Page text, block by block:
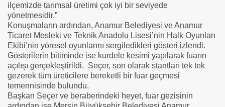
ilçemizde tarımsal üretimi çok iyi bir seviyede
yönetmesidir.”
Konuşmaların ardından, Anamur Belediyesi ve Anamur
Ticaret Mesleki ve Teknik Anadolu Lisesi’nin Halk Oyunları
Ekibi’nin yöresel oyunlarını sergiledikleri gösteri izlendi.
Gösterilerin bitiminde ise kurdele kesimi yapılarak fuarın
açılışı gerçekleştirildi. Seçer, son olarak stantları tek tek
gezerek tüm üreticilere bereketli bir fuar geçmesi
temennisinde bulundu.
Başkan Seçer ve beraberindeki heyet, fuar gezisinin